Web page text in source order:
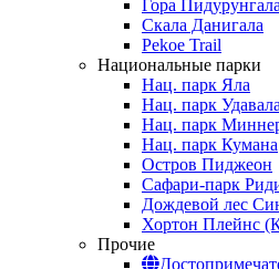
Гора Пидурунгала
Скала Данигала
Pekoe Trail
Национальные парки
Нац. парк Яла
Нац. парк
Нац. парк
Нац. парк Кумана
Остров Пиджеон
Сафари-парк
Дождевой лес
Хортон Плейнс
Прочие